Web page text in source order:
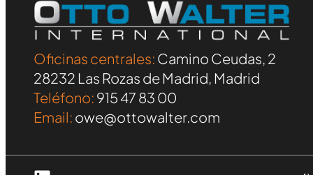
Oficinas centrales: Camino Ceudas, 2
28232 Las Rozas de Madrid, Madrid
Teléfono: 915 47 83 00
Email: owe@ottowalter.com